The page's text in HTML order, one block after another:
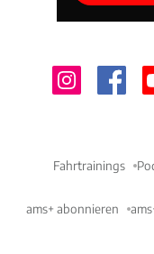
Fahrtrainings
ams+ abonnieren